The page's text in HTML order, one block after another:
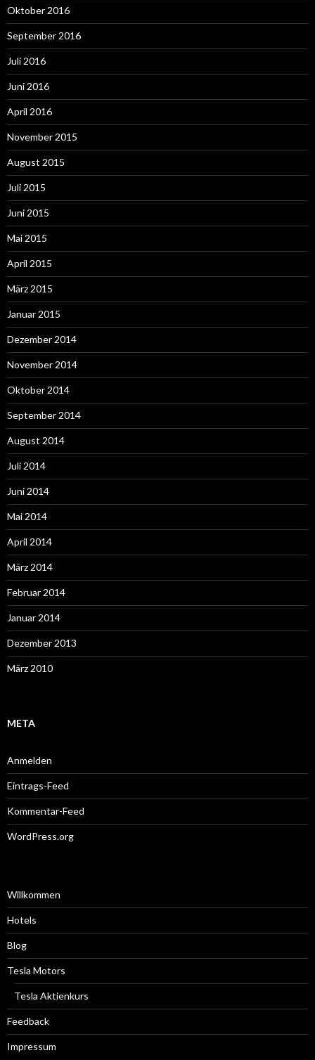
Oktober 2016
September 2016
Juli 2016
Juni 2016
April 2016
November 2015
August 2015
Juli 2015
Juni 2015
Mai 2015
April 2015
März 2015
Januar 2015
Dezember 2014
November 2014
Oktober 2014
September 2014
August 2014
Juli 2014
Juni 2014
Mai 2014
April 2014
März 2014
Februar 2014
Januar 2014
Dezember 2013
März 2010
META
Anmelden
Eintrags-Feed
Kommentar-Feed
WordPress.org
Willkommen
Hotels
Blog
Tesla Motors
Tesla Aktienkurs
Feedback
Impressum